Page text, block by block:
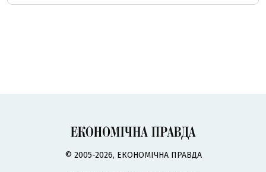
© 2005-2026, ЕКОНОМІЧНА ПРАВДА